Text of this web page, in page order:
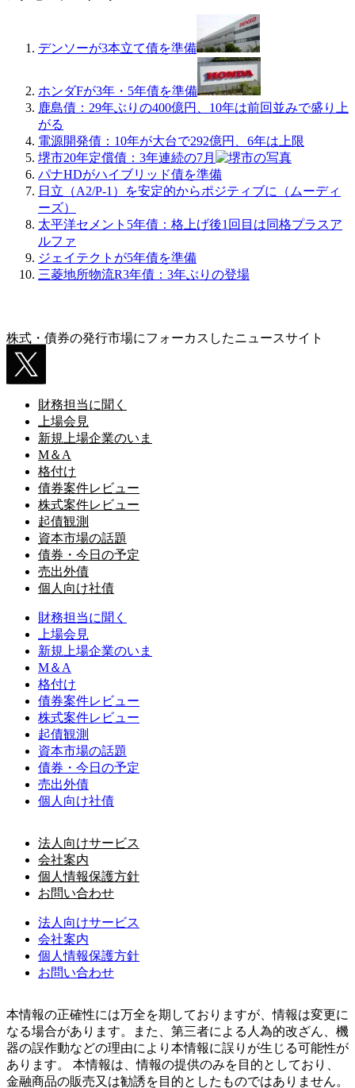
デンソーが3本立て債を準備
ホンダFが3年・5年債を準備
鹿島債：29年ぶりの400億円、10年は前回並みで盛り上
がる
電源開発債：10年が大台で292億円、6年は上限
堺市20年定償債：3年連続の7月
パナHDがハイブリッド債を準備
日立（A2/P-1）を安定的からポジティブに（ムーディ
ーズ）
太平洋セメント5年債：格上げ後1回目は同格プラスア
ルファ
ジェイテクトが5年債を準備
三菱地所物流R3年債：3年ぶりの登場
株式・債券の発行市場にフォーカスしたニュースサイト
財務担当に聞く
上場会見
新規上場企業のいま
M＆A
格付け
債券案件レビュー
株式案件レビュー
起債観測
資本市場の話題
債券・今日の予定
売出外債
個人向け社債
財務担当に聞く
上場会見
新規上場企業のいま
M＆A
格付け
債券案件レビュー
株式案件レビュー
起債観測
資本市場の話題
債券・今日の予定
売出外債
個人向け社債
法人向けサービス
会社案内
個人情報保護方針
お問い合わせ
法人向けサービス
会社案内
個人情報保護方針
お問い合わせ
本情報の正確性には万全を期しておりますが、情報は変更に
なる場合があります。また、第三者による人為的改ざん、機
器の誤作動などの理由により本情報に誤りが生じる可能性が
あります。 本情報は、情報の提供のみを目的としており、
金融商品の販売又は勧誘を目的としたものではありません。